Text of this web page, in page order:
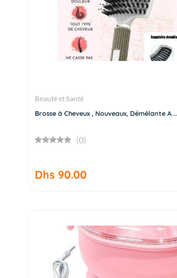
Beauté et Santé
Brosse à Cheveux , Nouveaux, Démêlante A...
(0)
Dhs 90.00